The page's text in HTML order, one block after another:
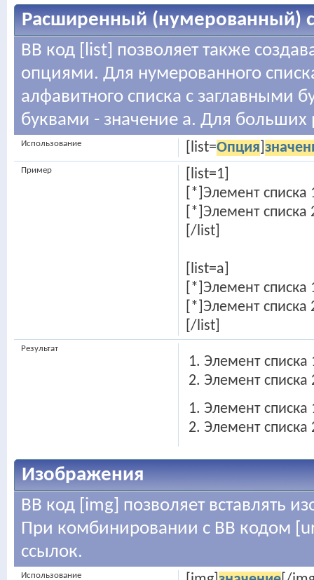
Расширенный (нумерованный)
BB код [list] позволяет также
опциями. Для нумерованного
алфавитного списка с заглавными
буквами - значение а. Для
[list=Опция
Использование
[list=1]
[*]Элемент списка
[*]Элемент списка
[/list]
[list=a]
[*]Элемент списка
[*]Элемент списка
[/list]
Пример
Элемент списка
Элемент списка
Элемент списка
Элемент списка
Результат
Изображения
BB код [img] позволяет вставлять
При комбинировании с BB кодом
ссылок.
Использование